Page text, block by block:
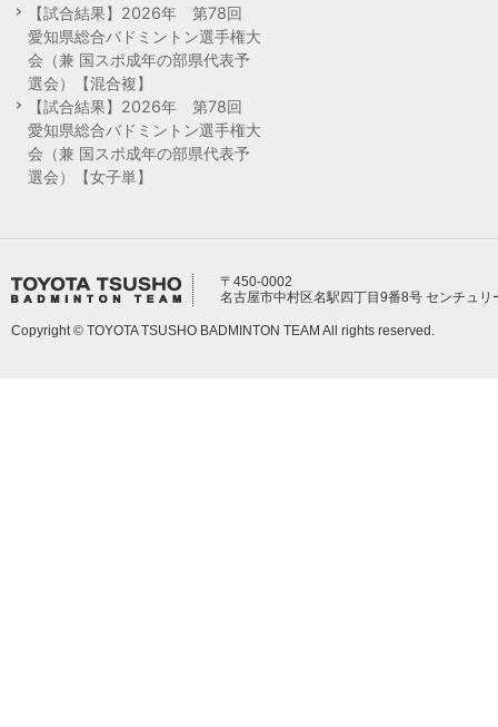
【試合結果】2026年 第78回
愛知県総合バドミントン選手権大
会（兼 国スポ成年の部県代表予
選会）【混合複】
【試合結果】2026年 第78回
愛知県総合バドミントン選手権大
会（兼 国スポ成年の部県代表予
選会）【女子単】
〒450-0002
名古屋市中村区名駅四丁目9番8号 センチュリ
Copyright © TOYOTA TSUSHO BADMINTON TEAM All rights reserved.